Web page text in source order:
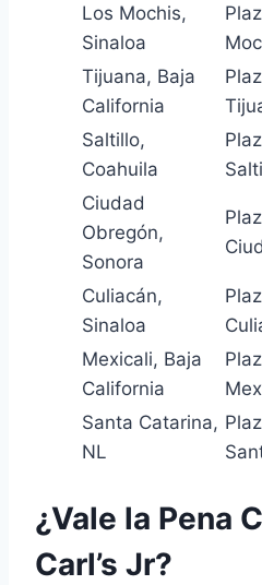
Los Mochis,
Sinaloa
Tijuana, Baja
California
Saltillo,
Coahuila
Ciudad
Obregón,
Sonora
Culiacán,
Sinaloa
Mexicali, Baja
California
Santa Catarina,
NL
¿Vale la Pena
Carl’s Jr?